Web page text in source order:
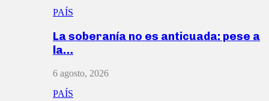
PAÍS
La soberanía no es anticuada: pese a
la…
6 agosto, 2026
PAÍS